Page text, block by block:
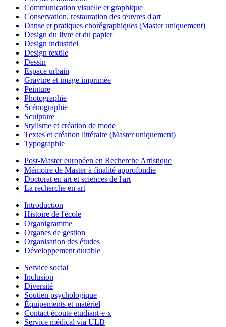
Communication visuelle et graphique
Conservation, restauration des œuvres d'art
Danse et pratiques chorégraphiques (Master uniquement)
Design du livre et du papier
Design industriel
Design textile
Dessin
Espace urbain
Gravure et image imprimée
Peinture
Photographie
Scénographie
Sculpture
Stylisme et création de mode
Textes et création littéraire (Master uniquement)
Typographie
Post-Master européen en Recherche Artistique
Mémoire de Master à finalité approfondie
Doctorat en art et sciences de l'art
La recherche en art
Introduction
Histoire de l'école
Organigramme
Organes de gestion
Organisation des études
Développement durable
Service social
Inclusion
Diversité
Soutien psychologique
Équipements et matériel
Contact écoute étudiant·e·x
Service médical via ULB